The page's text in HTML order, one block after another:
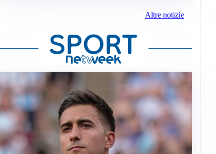
Altre notizie